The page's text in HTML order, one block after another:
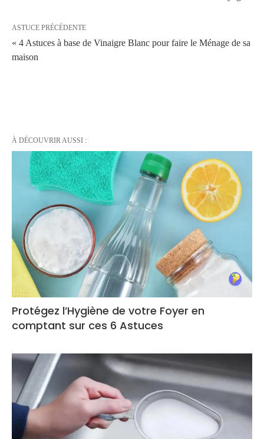
ASTUCE PRÉCÉDENTE
« 4 Astuces à base de Vinaigre Blanc pour faire le Ménage de sa
maison
À DÉCOUVRIR AUSSI :
Protégez l’Hygiène de votre Foyer en
comptant sur ces 6 Astuces